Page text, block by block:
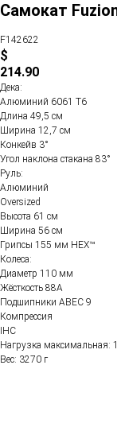
Самокат
F142622
$
214.90
Дека:
Алюминий 6061 Т6
Длина 49,5 см
Ширина 12,7 см
Конкейв 3°
Угол наклона стакана 83°
Руль:
Алюминий
Oversized
Высота 61 см
Ширина 56 см
Грипсы 155 мм HEX™
Колеса:
Диаметр 110 мм
Жёсткость 88А
Подшипники ABEC 9
Компрессия
IHC
Нагрузка максимальная:
Вес: 3270 г